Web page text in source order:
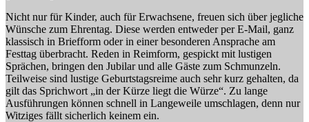
Nicht nur für Kinder, auch für Erwachsene, freuen sich über jegliche
Wünsche zum Ehrentag. Diese werden entweder per E-Mail, ganz
klassisch in Briefform oder in einer besonderen Ansprache am
Festtag überbracht. Reden in Reimform, gespickt mit lustigen
Sprächen, bringen den Jubilar und alle Gäste zum Schmunzeln.
Teilweise sind lustige Geburtstagsreime auch sehr kurz gehalten, da
gilt das Sprichwort „in der Kürze liegt die Würze“. Zu lange
Ausführungen können schnell in Langeweile umschlagen, denn nur
Witziges fällt sicherlich keinem ein.